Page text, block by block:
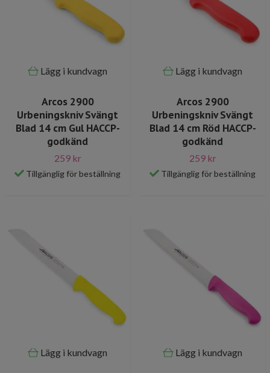
Lägg i kundvagn
Arcos 2900
Urbeningskniv Svängt
Blad 14 cm Gul HACCP-
godkänd
259 kr
Tillgänglig för beställning
Lägg i kundvagn
Arcos 2900
Urbeningskniv Svängt
Blad 14 cm Röd HACCP-
godkänd
259 kr
Tillgänglig för beställning
Lägg i kundvagn Lägg i kundvagn